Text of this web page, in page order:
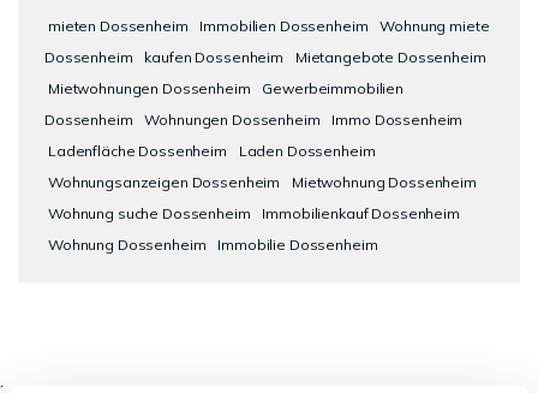
mieten Dossenheim Immobilien Dossenheim
Wohnung miete
Dossenheim
kaufen Dossenheim
Mietangebote Dossenheim
Mietwohnungen Dossenheim
Gewerbeimmobilien
Dossenheim
Wohnungen Dossenheim
Immo Dossenheim
Ladenfläche Dossenheim
Laden Dossenheim
Wohnungsanzeigen Dossenheim
Mietwohnung Dossenheim
Wohnung suche Dossenheim
Immobilienkauf Dossenheim
Wohnung Dossenheim
Immobilie Dossenheim
.